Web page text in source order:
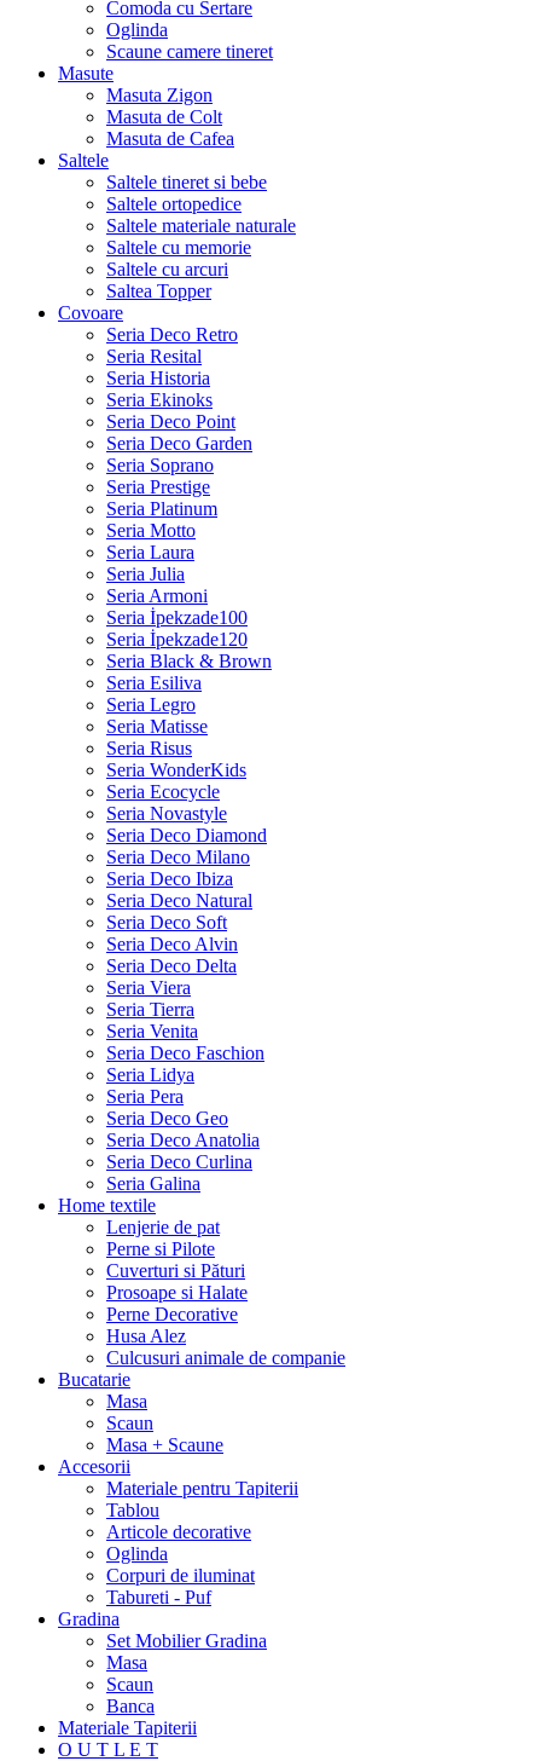
Comoda cu Sertare
Oglinda
Scaune camere tineret
Masute
Masuta Zigon
Masuta de Colt
Masuta de Cafea
Saltele
Saltele tineret si bebe
Saltele ortopedice
Saltele materiale naturale
Saltele cu memorie
Saltele cu arcuri
Saltea Topper
Covoare
Seria Deco Retro
Seria Resital
Seria Historia
Seria Ekinoks
Seria Deco Point
Seria Deco Garden
Seria Soprano
Seria Prestige
Seria Platinum
Seria Motto
Seria Laura
Seria Julia
Seria Armoni
Seria İpekzade100
Seria İpekzade120
Seria Black & Brown
Seria Esiliva
Seria Legro
Seria Matisse
Seria Risus
Seria WonderKids
Seria Ecocycle
Seria Novastyle
Seria Deco Diamond
Seria Deco Milano
Seria Deco Ibiza
Seria Deco Natural
Seria Deco Soft
Seria Deco Alvin
Seria Deco Delta
Seria Viera
Seria Tierra
Seria Venita
Seria Deco Faschion
Seria Lidya
Seria Pera
Seria Deco Geo
Seria Deco Anatolia
Seria Deco Curlina
Seria Galina
Home textile
Lenjerie de pat
Perne si Pilote
Cuverturi si Pături
Prosoape si Halate
Perne Decorative
Husa Alez
Culcusuri animale de companie
Bucatarie
Masa
Scaun
Masa + Scaune
Accesorii
Materiale pentru Tapiterii
Tablou
Articole decorative
Oglinda
Corpuri de iluminat
Tabureti - Puf
Gradina
Set Mobilier Gradina
Masa
Scaun
Banca
Materiale Tapiterii
O U T L E T